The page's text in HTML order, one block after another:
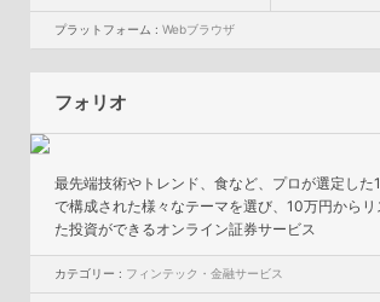
プラットフォーム :Webブラウザ
フォリオ
最先端技術やトレンド、食など、プロが選定した
で構成された様々なテーマを選び、10万円から
た投資ができるオンライン証券サービス
カテゴリー : フィンテック・金融サービス